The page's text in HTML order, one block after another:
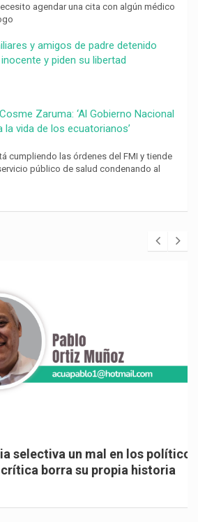
agendar una cita con algún médico
y amigos de padre detenido
y piden su libertad
Cosme Zaruma: ‘Al Gobierno Nacional
la vida de los ecuatorianos’
cumpliendo las órdenes del FMI y tiende
público de salud condenando al
un mal en los políticos,
borra su propia historia